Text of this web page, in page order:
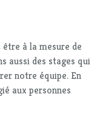
à la mesure de
aussi des stages qui
notre équipe. En
aux personnes